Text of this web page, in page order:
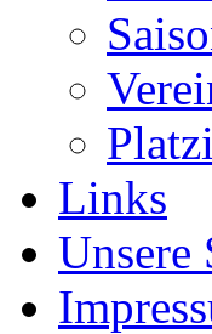
Links
Unsere